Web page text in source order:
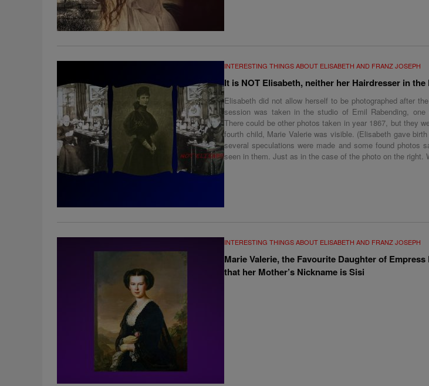
INTERESTING THINGS ABOUT ELISABETH AND FRANZ JOSEPH
It is NOT Elisabeth, neither her Hairdresser in the
Elisabeth did not allow herself to be photographed after
session was taken in the studio of Emil Rabending, one
There could be other photos taken in year 1867, but they
fourth child, Marie Valerie was visible. (Elisabeth gave
several speculations were made and some found photos
seen in them. Just as in the case of the photo on the right.
INTERESTING THINGS ABOUT ELISABETH AND FRANZ JOSEPH
Marie Valerie, the Favourite Daughter of
that her Mother’s Nickname is Sisi